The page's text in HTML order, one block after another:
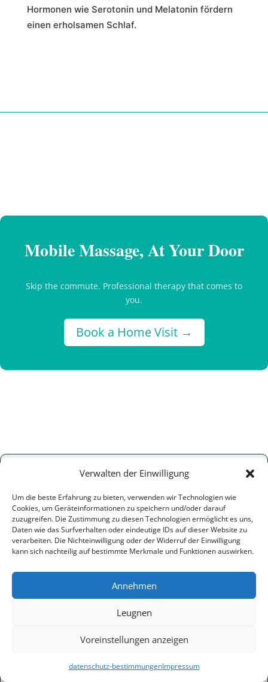
Verwalten der Einwilligung
Um die beste Erfahrung zu bieten, verwenden wir Technologien wie
Cookies, um Geräteinformationen zu speichern und/oder darauf
zuzugreifen. Die Zustimmung zu diesen Technologien ermöglicht es uns,
Daten wie das Surfverhalten oder eindeutige IDs auf dieser Website zu
verarbeiten. Die Nichteinwilligung oder der Widerruf der Einwilligung
kann sich nachteilig auf bestimmte Merkmale und Funktionen auswirken.
Annehmen
Leugnen
Voreinstellungen anzeigen
datenschutz-bestimmungenImpressum
Hormonen wie Serotonin und Melatonin fördern
einen erholsamen Schlaf.
Mobile Massage, At Your Door
Skip the commute. Professional therapy that comes to
you.
Book a Home Visit →
Quick recovery techniques and exclusive offers.
Fortnightly.